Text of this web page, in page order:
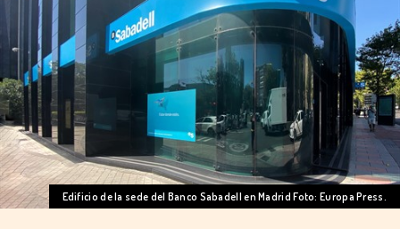
Edificio de la sede del Banco Sabadell en Madrid Foto: Europa Press.